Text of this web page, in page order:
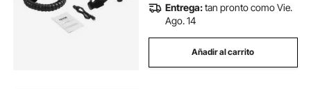
Entrega:tan pronto como Vie.
Ago. 14
Añadir al carrito